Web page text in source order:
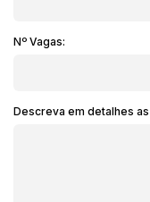
Nº Vagas:
Descreva em detalhes